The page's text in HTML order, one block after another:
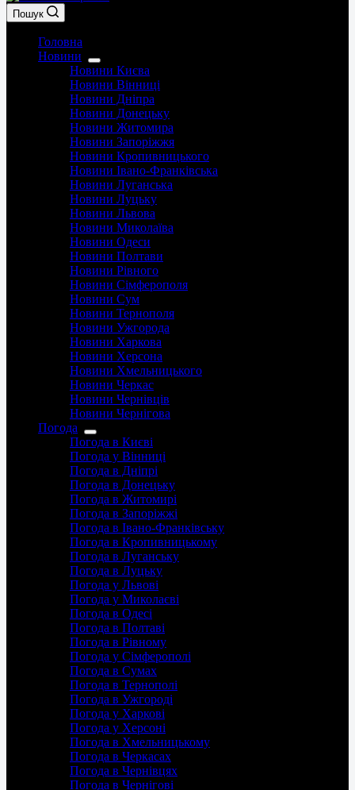
Пошук
Головна
Новини
Новини Києва
Новини Вінниці
Новини Дніпра
Новини Донецьку
Новини Житомира
Новини Запоріжжя
Новини Кропивницького
Новини Івано-Франківська
Новини Луганська
Новини Луцьку
Новини Львова
Новини Миколаїва
Новини Одеси
Новини Полтави
Новини Рівного
Новини Сімферополя
Новини Сум
Новини Тернополя
Новини Ужгорода
Новини Харкова
Новини Херсона
Новини Хмельницького
Новини Черкас
Новини Чернівців
Новини Чернігова
Погода
Погода в Києві
Погода у Вінниці
Погода в Дніпрі
Погода в Донецьку
Погода в Житомирі
Погода в Запоріжжі
Погода в Івано-Франківську
Погода в Кропивницькому
Погода в Луганську
Погода в Луцьку
Погода у Львові
Погода у Миколаєві
Погода в Одесі
Погода в Полтаві
Погода в Рівному
Погода у Сімферополі
Погода в Сумах
Погода в Тернополі
Погода в Ужгороді
Погода у Харкові
Погода у Херсоні
Погода в Хмельницькому
Погода в Черкасах
Погода в Чернівцях
Погода в Чернігові